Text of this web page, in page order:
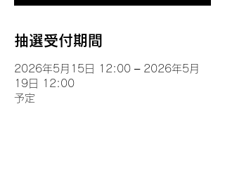
抽選受付期間
2026年5月15日 12:00 – 2026年5月
19日 12:00
予定